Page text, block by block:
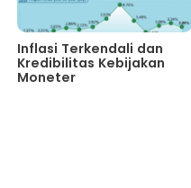
Inflasi Terkendali dan
Kredibilitas Kebijakan
Moneter